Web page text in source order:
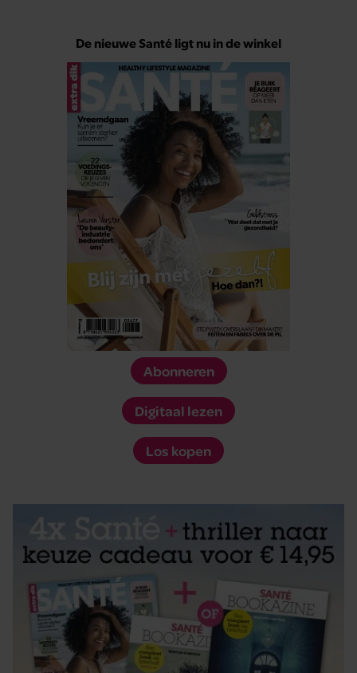
De nieuwe Santé ligt nu in de winkel
Abonneren
Digitaal lezen
Los kopen